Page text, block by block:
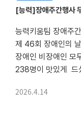
[능력]장애주간행사
능력키움팀 장애주
제 46회 장애인의 날을 맞이하여
장애인 비장애인 모두가 함께 어
238명이 맛있게 드
2026.4.14